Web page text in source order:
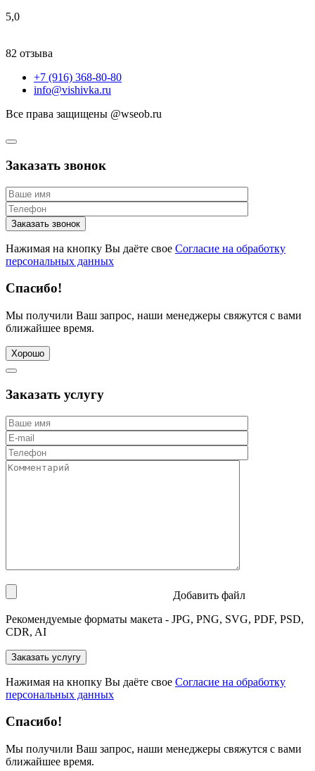
5,0
82 отзыва
+7 (916) 368-80-80
info@vishivka.ru
Все права защищены @wseob.ru
Заказать звонок
Нажимая на кнопку Вы даёте свое Согласие на обработку
персональных данных
Спасибо!
Мы получили Ваш запрос, наши менеджеры свяжутся с вами
ближайшее время.
Хорошо
Заказать услугу
Добавить файл
Рекомендуемые форматы макета - JPG, PNG, SVG, PDF, PSD,
CDR, AI
Нажимая на кнопку Вы даёте свое Согласие на обработку
персональных данных
Спасибо!
Мы получили Ваш запрос, наши менеджеры свяжутся с вами
ближайшее время.